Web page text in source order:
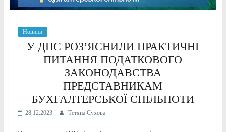
Новини
У ДПС РОЗʼЯСНИЛИ ПРАКТИЧНІ
ПИТАННЯ ПОДАТКОВОГО
ЗАКОНОДАВСТВА
ПРЕДСТАВНИКАМ
БУХГАЛТЕРСЬКОЇ СПІЛЬНОТИ
28.12.2023 Тетяна Сухова